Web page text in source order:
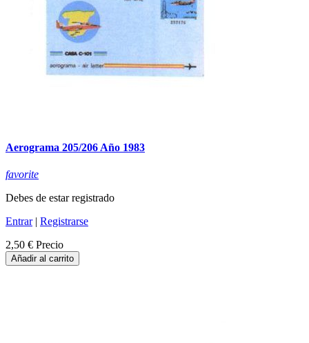
Aerograma 205/206 Año 1983
favorite
Debes de estar registrado
Entrar| Registrarse
2,50 € Precio
Añadir al carrito